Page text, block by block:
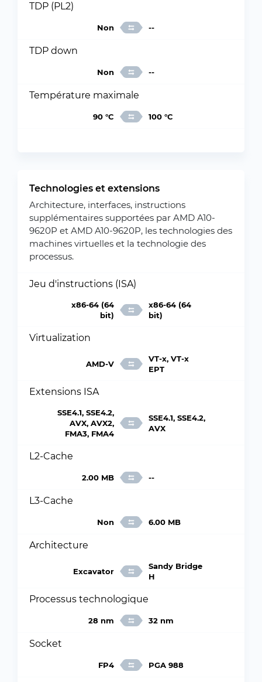
TDP (PL2)
Non --
TDP down
Non --
Température maximale
90 °C 100 °C
Technologies et extensions
Architecture, interfaces, instructions
supplémentaires supportées par AMD A10-
9620P et AMD A10-9620P, les technologies des
machines virtuelles et la technologie des
processus.
Jeu d'instructions (ISA)
x86-64 (64
bit)
x86-64 (64
bit)
Virtualization
AMD-V
VT-x, VT-x
EPT
Extensions ISA
SSE4.1, SSE4.2,
AVX, AVX2,
FMA3, FMA4
SSE4.1, SSE4.2,
AVX
L2-Cache
2.00 MB --
L3-Cache
Non 6.00 MB
Architecture
Excavator
Sandy Bridge
H
Processus technologique
28 nm 32 nm
Socket
FP4 PGA 988